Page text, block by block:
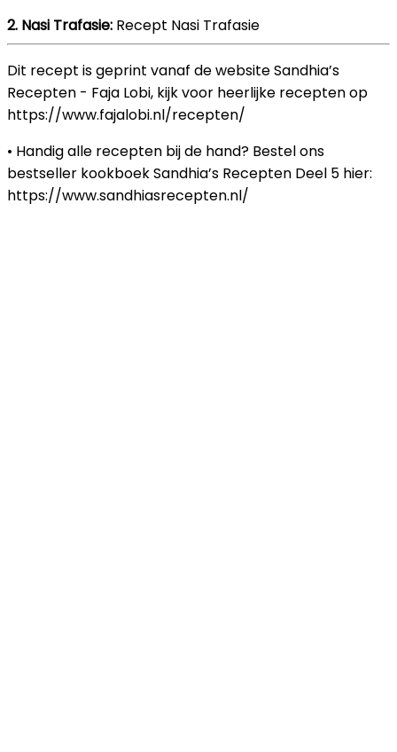
2. Nasi Trafasie: Recept Nasi Trafasie
Dit recept is geprint vanaf de website Sandhia’s
Recepten - Faja Lobi, kijk voor heerlijke recepten op
https://www.fajalobi.nl/recepten/
• Handig alle recepten bij de hand? Bestel ons
bestseller kookboek Sandhia’s Recepten Deel 5 hier:
https://www.sandhiasrecepten.nl/